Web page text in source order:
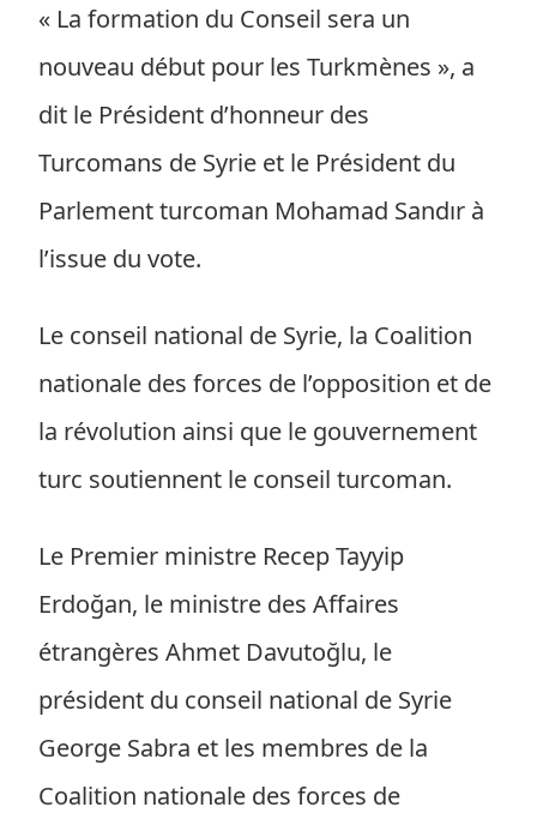
« La formation du Conseil sera un
nouveau début pour les Turkmènes », a
dit le Président d’honneur des
Turcomans de Syrie et le Président du
Parlement turcoman Mohamad Sandır à
l’issue du vote.
Le conseil national de Syrie, la Coalition
nationale des forces de l’opposition et de
la révolution ainsi que le gouvernement
turc soutiennent le conseil turcoman.
Le Premier ministre Recep Tayyip
Erdoğan, le ministre des Affaires
étrangères Ahmet Davutoğlu, le
président du conseil national de Syrie
George Sabra et les membres de la
Coalition nationale des forces de